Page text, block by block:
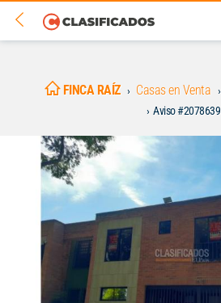
FINCA RAÍZ Casas en Venta
Aviso #2078639